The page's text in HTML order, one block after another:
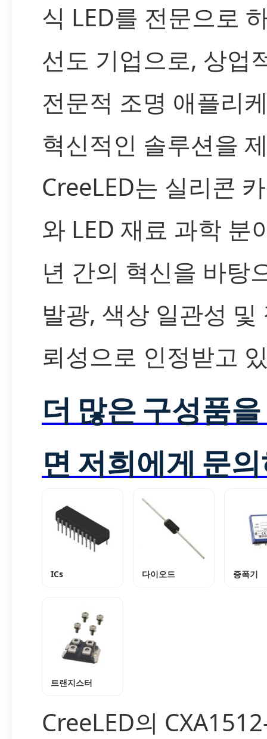
식 LED를 전문으로
선도 기업으로, 상업
전문적 조명 애플리
혁신적인 솔루션을
CreeLED는 실리콘
와 LED 재료 과학 분
년 간의 혁신을 바탕
발광, 색상 일관성 및
뢰성으로 인정받고
더 많은 구성품
면 저희에게 문
ICs 다이오드 증폭기
트랜지스터
CreeLED의